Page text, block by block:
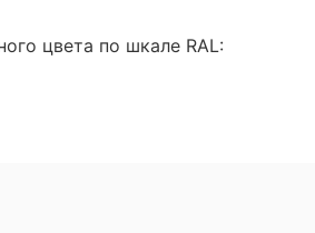
цвета по шкале RAL: